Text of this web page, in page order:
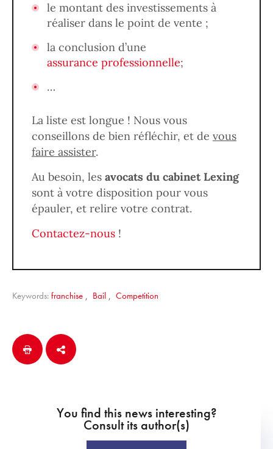
le montant des investissements à
réaliser dans le point de vente ;
la conclusion d’une
assurance professionnelle;
…
La liste est longue ! Nous vous
conseillons de bien réfléchir, et de vous
faire assister.
Au besoin, les avocats du cabinet Lexing
sont à votre disposition pour vous
épauler, et relire votre contrat.
Contactez-nous !
Keywords: franchise , Bail , Competition
You find this news interesting?
Consult its author(s)